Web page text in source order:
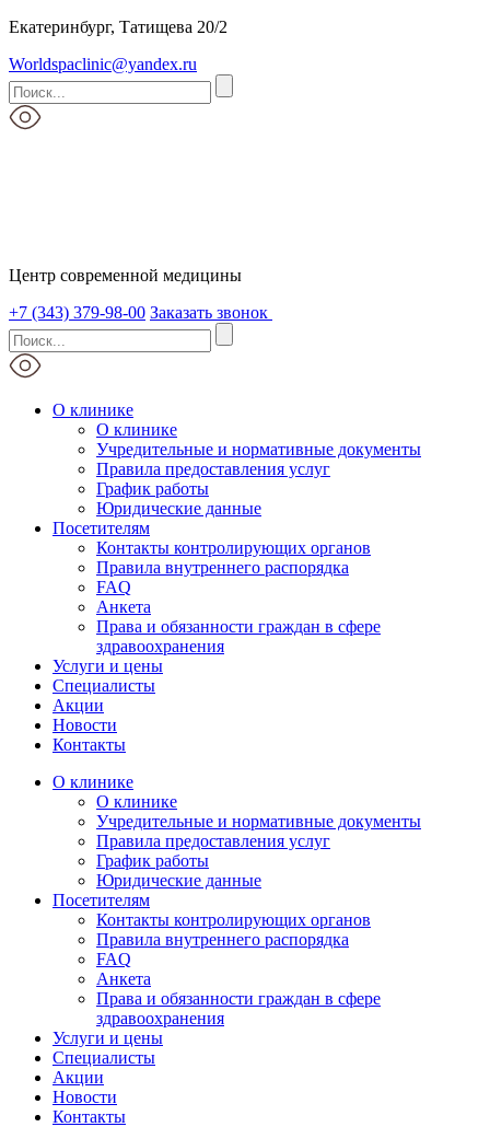
Екатеринбург, Татищева 20/2
Worldspaclinic@yandex.ru
Центр современной медицины
+7 (343) 379-98-00 Заказать звонок
О клинике
О клинике
Учредительные и нормативные документы
Правила предоставления услуг
График работы
Юридические данные
Посетителям
Контакты контролирующих органов
Правила внутреннего распорядка
FAQ
Анкета
Права и обязанности граждан в сфере
здравоохранения
Услуги и цены
Специалисты
Акции
Новости
Контакты
О клинике
О клинике
Учредительные и нормативные документы
Правила предоставления услуг
График работы
Юридические данные
Посетителям
Контакты контролирующих органов
Правила внутреннего распорядка
FAQ
Анкета
Права и обязанности граждан в сфере
здравоохранения
Услуги и цены
Специалисты
Акции
Новости
Контакты